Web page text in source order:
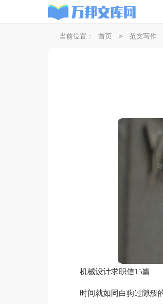
当前位置： 首页 > 范文写作
机械设计求职信15篇
时间就如同白驹过隙般